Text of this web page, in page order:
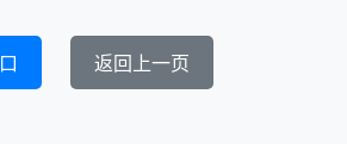
返回上一页